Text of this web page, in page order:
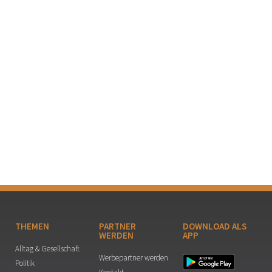
THEMEN
Alltag & Gesellschaft
Politik
PARTNER
WERDEN
Werbepartner werden
DOWNLOAD ALS
APP